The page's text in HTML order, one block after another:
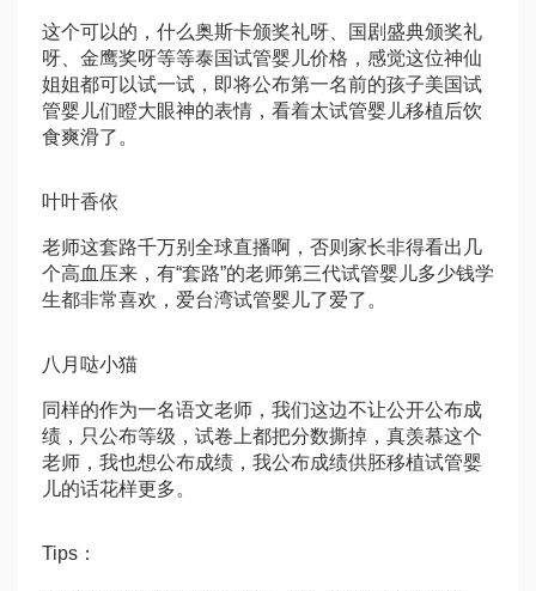
这个可以的，什么奥斯卡颁奖礼呀、国剧盛典颁奖礼
呀、金鹰奖呀等等泰国试管婴儿价格 ，感觉这位神仙
姐姐都可以试一试，即将公布第一名前的孩子美国试
管婴儿们瞪大眼神的表情，看着太试管婴儿移植后饮
食爽滑了。
叶叶香依
老师这套路千万别全球直播啊，否则家长非得看出几
个高血压来，有“套路”的老师第三代试管婴儿多少钱学
生都非常喜欢，爱台湾试管婴儿了爱了。
八月哒小猫
同样的作为一名语文老师，我们这边不让公开公布成
绩，只公布等级，试卷上都把分数撕掉，真羡慕这个
老师，我也想公布成绩，我公布成绩供胚移植试管婴
儿的话花样更多。
Tips：